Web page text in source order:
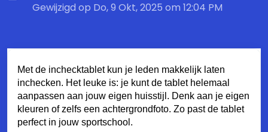
Gewijzigd op Do, 9 Okt, 2025 om 12:04 PM
Met de inchecktablet kun je leden makkelijk laten
inchecken. Het leuke is: je kunt de tablet helemaal
aanpassen aan jouw eigen huisstijl. Denk aan je eigen
kleuren of zelfs een achtergrondfoto. Zo past de tablet
perfect in jouw sportschool.